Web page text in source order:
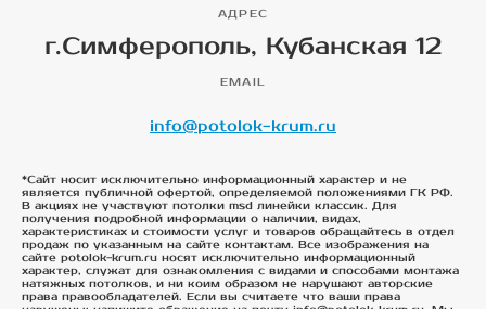
АДРЕС
г.Симферополь, Кубанская 12
EMAIL
info@potolok-krum.ru
*Сайт носит исключительно информационный характер и не
является публичной офертой, определяемой положениями ГК РФ.
В акциях не участвуют потолки msd линейки классик. Для
получения подробной информации о наличии, видах,
характеристиках и стоимости услуг и товаров обращайтесь в отдел
продаж по указанным на сайте контактам. Все изображения на
сайте potolok-krum.ru носят исключительно информационный
характер, служат для ознакомления с видами и способами монтажа
натяжных потолков, и ни коим образом не нарушают авторские
права правообладателей. Если вы считаете что ваши права